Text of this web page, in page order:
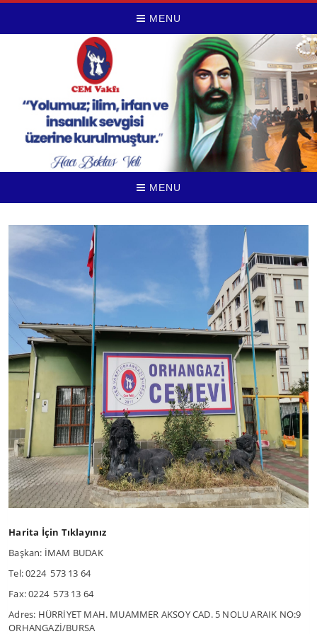
MENU
MENU
Harita İçin Tıklayınız
Başkan: İMAM BUDAK
Tel: 0224 573 13 64
Fax: 0224 573 13 64
Adres: HÜRRİYET MAH. MUAMMER AKSOY CAD. 5 NOLU ARAIK NO:9
ORHANGAZİ/BURSA